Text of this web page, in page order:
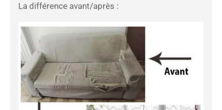
La différence avant/après :